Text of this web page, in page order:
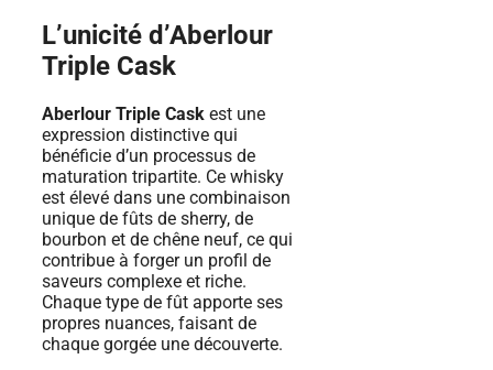
L’unicité d’Aberlour
Triple Cask
Aberlour Triple Cask est une
expression distinctive qui
bénéficie d’un processus de
maturation tripartite. Ce whisky
est élevé dans une combinaison
unique de fûts de sherry, de
bourbon et de chêne neuf, ce qui
contribue à forger un profil de
saveurs complexe et riche.
Chaque type de fût apporte ses
propres nuances, faisant de
chaque gorgée une découverte.